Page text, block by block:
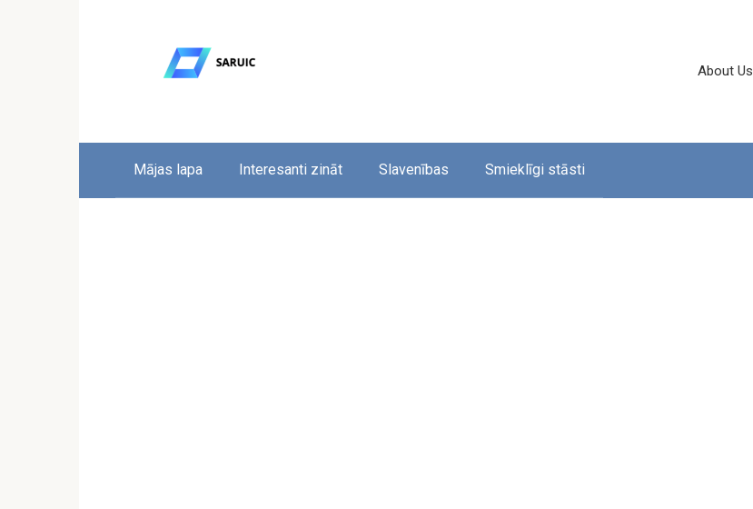
About Us
Mājas lapa Interesanti zināt Slavenības Smieklīgi stāsti